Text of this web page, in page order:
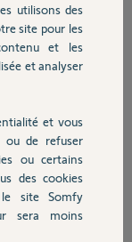
utilisons des
site pour les
et les
et analyser
et vous
ou de refuser
ou certains
des cookies
le site Somfy
sera moins